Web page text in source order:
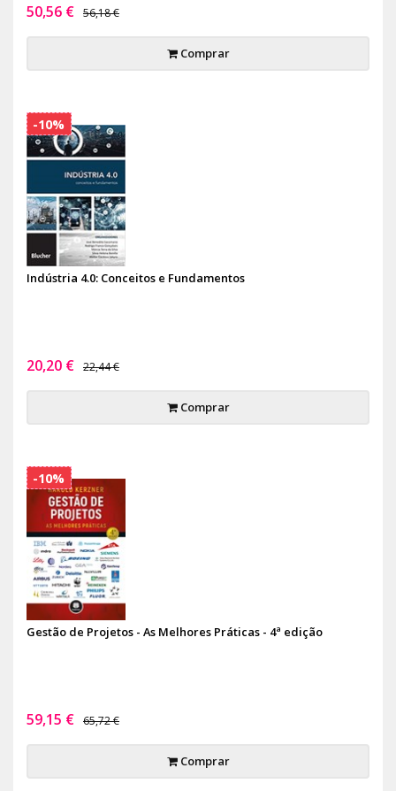
50,56 € 56,18 €
Comprar
Indústria 4.0: Conceitos e Fundamentos
20,20 € 22,44 €
Comprar
-10%
Gestão de Projetos - As Melhores Práticas - 4ª edição
59,15 € 65,72 €
Comprar
-10%